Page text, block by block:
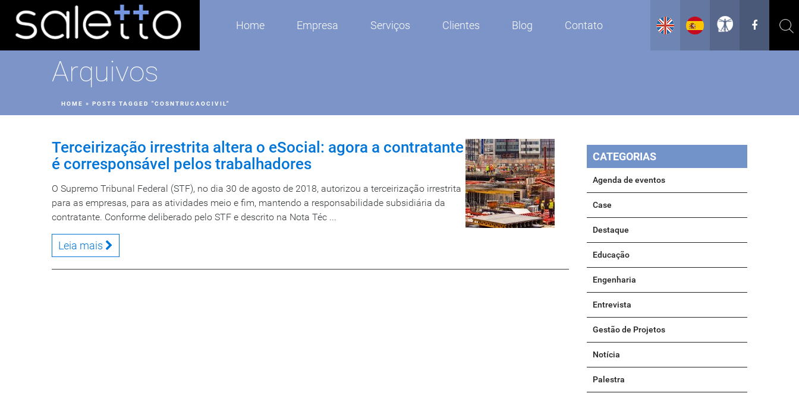
Home Empresa Serviços Clientes Blog Contato
Arquivos
HOME » POSTS TAGGED "COSNTRUCAOCIVIL"
Terceirização irrestrita altera o eSocial: agora a contratante
é corresponsável pelos trabalhadores
O Supremo Tribunal Federal (STF), no dia 30 de agosto de 2018, autorizou a terceirização irrestrita
para as empresas, para as atividades meio e fim, mantendo a responsabilidade subsidiária da
contratante. Conforme deliberado pelo STF e descrito na Nota Téc ...
Leia mais
CATEGORIAS
Agenda de eventos
Case
Destaque
Educação
Engenharia
Entrevista
Gestão de Projetos
Notícia
Palestra